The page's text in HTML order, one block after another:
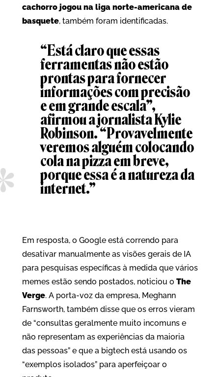
cachorro jogou na liga norte-americana de
basquete, também foram identificadas.
“Está claro que essas
ferramentas não estão
prontas para fornecer
informações com precisão
e em grande escala”,
afirmou a jornalistaKylie
Robinson. “Provavelmente
veremos alguém colocando
cola na pizza em breve,
porque essa é a natureza da
internet.”
Em resposta, o Google está correndo para
desativar manualmente as visões gerais de IA
para pesquisas específicas à medida que vários
memes estão sendo postados, noticiou o The
Verge. A porta-voz da empresa, Meghann
Farnsworth, também disse que os erros vieram
de “consultas geralmente muito incomuns e
não representam as experiências da maioria
das pessoas” e que a bigtech está usando os
“exemplos isolados” para aperfeiçoar o